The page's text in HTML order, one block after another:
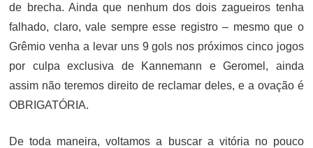
de brecha. Ainda que nenhum dos dois zagueiros tenha
falhado, claro, vale sempre esse registro – mesmo que o
Grêmio venha a levar uns 9 gols nos próximos cinco jogos
por culpa exclusiva de Kannemann e Geromel, ainda
assim não teremos direito de reclamar deles, e a ovação é
OBRIGATÓRIA.
De toda maneira, voltamos a buscar a vitória no pouco